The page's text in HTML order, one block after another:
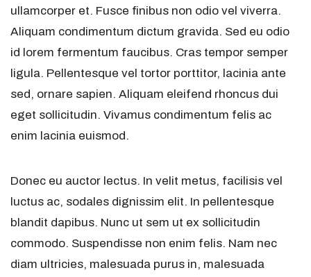
ullamcorper et. Fusce finibus non odio vel viverra.
Aliquam condimentum dictum gravida. Sed eu odio
id lorem fermentum faucibus. Cras tempor semper
ligula. Pellentesque vel tortor porttitor, lacinia ante
sed, ornare sapien. Aliquam eleifend rhoncus dui
eget sollicitudin. Vivamus condimentum felis ac
enim lacinia euismod.
Donec eu auctor lectus. In velit metus, facilisis vel
luctus ac, sodales dignissim elit. In pellentesque
blandit dapibus. Nunc ut sem ut ex sollicitudin
commodo. Suspendisse non enim felis. Nam nec
diam ultricies, malesuada purus in, malesuada